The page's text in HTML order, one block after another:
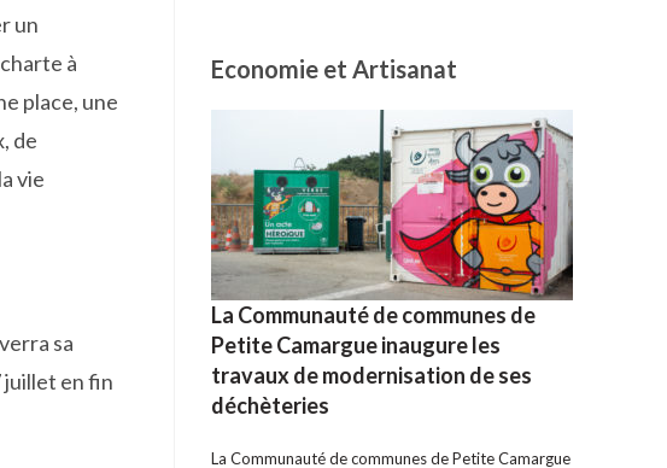
un
à
place, une
de
vie
sa
juillet en fin
Economie et Artisanat
La Communauté de communes de
Petite Camargue inaugure les
travaux de modernisation de ses
déchèteries
La Communauté de communes de Petite Camargue